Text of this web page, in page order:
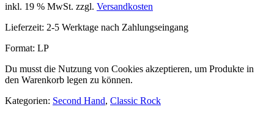
inkl. 19 % MwSt. zzgl. Versandkosten
Lieferzeit: 2-5 Werktage nach Zahlungseingang
Format: LP
Du musst die Nutzung von Cookies akzeptieren, um Produkte in
den Warenkorb legen zu können.
Kategorien: Second Hand, Classic Rock